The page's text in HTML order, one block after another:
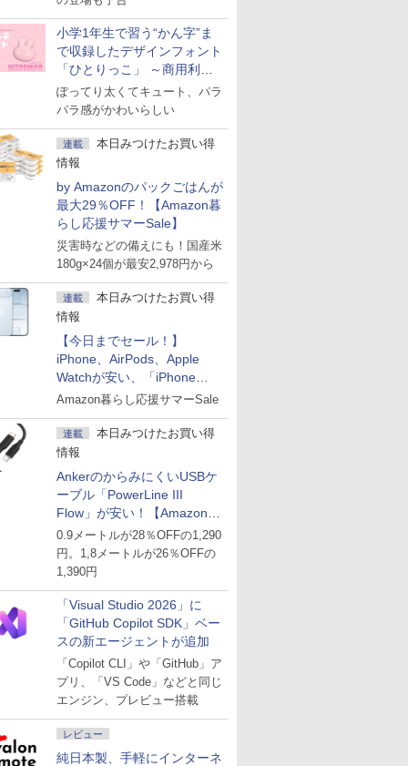
小学1年生で習う“かん字”ま
で収録したデザインフォント
「ひとりっこ」 ～商用利用
OK
ぽってり太くてキュート、パラ
パラ感がかわいらしい
連載
本日みつけたお買い得
情報
by Amazonのパックごはんが
最大29％OFF！【Amazon暮
らし応援サマーSale】
災害時などの備えにも！国産米
180g×24個が最安2,978円から
連載
本日みつけたお買い得
情報
【今日までセール！】
iPhone、AirPods、Apple
Watchが安い、「iPhone
Air」256GB版が139,800円な
Amazon暮らし応援サマーSale
連載
本日みつけたお買い得
情報
AnkerのからみにくいUSBケ
ーブル「PowerLine III
Flow」が安い！【Amazon暮
らし応援サマーSale】
0.9メートルが28％OFFの1,290
円。1,8メートルが26％OFFの
1,390円
「Visual Studio 2026」に
「GitHub Copilot SDK」ベー
スの新エージェントが追加
「Copilot CLI」や「GitHub」ア
プリ、「VS Code」などと同じ
エンジン、プレビュー搭載
レビュー
純日本製、手軽にインターネ